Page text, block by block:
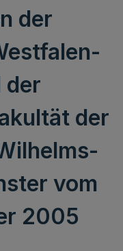
der
der
der
vom
2005